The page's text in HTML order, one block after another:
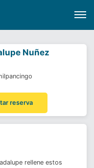
Nuñez
reserva
rellene estos